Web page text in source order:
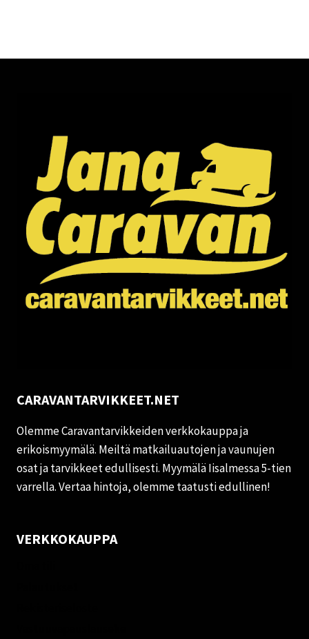
CARAVANTARVIKKEET.NET
Olemme Caravantarvikkeiden verkkokauppa ja
erikoismyymälä. Meiltä matkailuautojen ja vaunujen
osat ja tarvikkeet edullisesti. Myymälä Iisalmessa 5-tien
varrella. Vertaa hintoja, olemme taatusti edullinen!
VERKKOKAUPPA